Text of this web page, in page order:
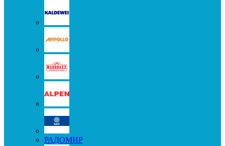
РАДОМИР